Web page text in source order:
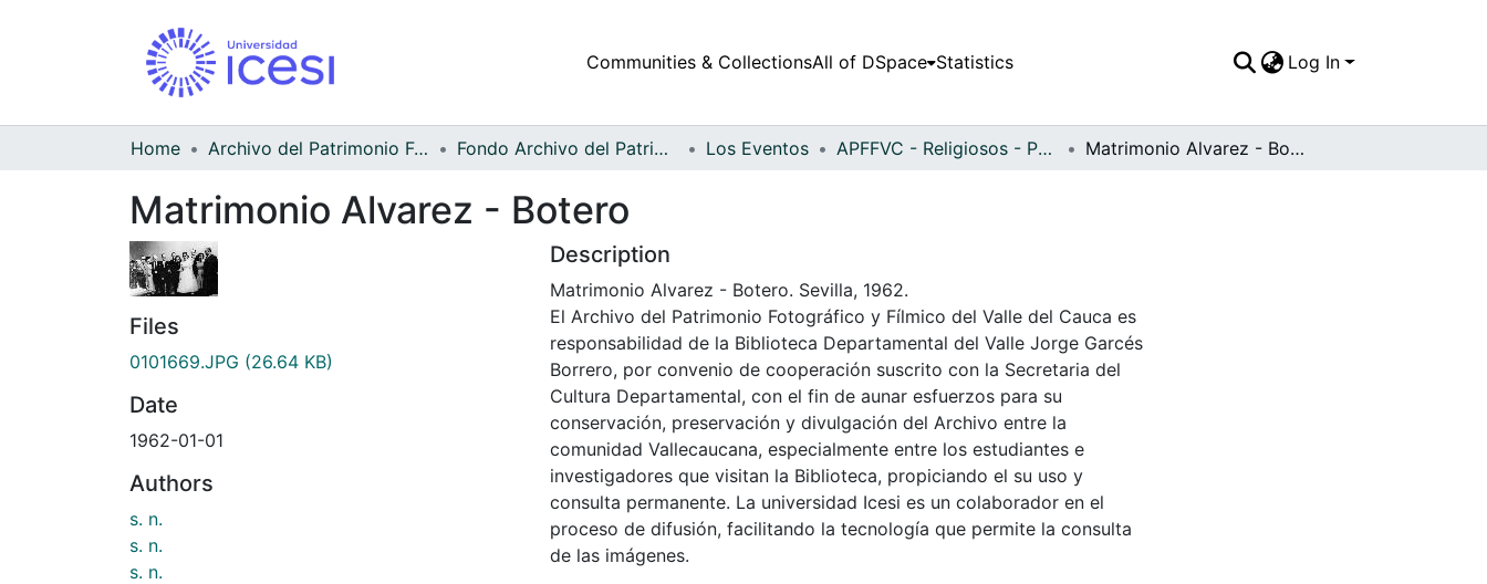
Communities & CollectionsAll of DSpace Statistics Log In
Home Archivo del Patrimonio Fotográfico y Fílmico del Valle del Cauca Fondo Archivo del Patrimonio Fotográfico y Fílmico del Valle del Cauca Los Eventos APFFVC - Religiosos - Patrimonial Matrimonio Alvarez - Botero
Matrimonio Alvarez - Botero
Files
0101669.JPG (26.64 KB)
Date
1962-01-01
Authors
s. n.
s. n.
s. n.
Description
Matrimonio Alvarez - Botero. Sevilla, 1962.
El Archivo del Patrimonio Fotográfico y Fílmico del Valle del Cauca es
responsabilidad de la Biblioteca Departamental del Valle Jorge Garcés
Borrero, por convenio de cooperación suscrito con la Secretaria del
Cultura Departamental, con el fin de aunar esfuerzos para su
conservación, preservación y divulgación del Archivo entre la
comunidad Vallecaucana, especialmente entre los estudiantes e
investigadores que visitan la Biblioteca, propiciando el su uso y
consulta permanente. La universidad Icesi es un colaborador en el
proceso de difusión, facilitando la tecnología que permite la consulta
de las imágenes.